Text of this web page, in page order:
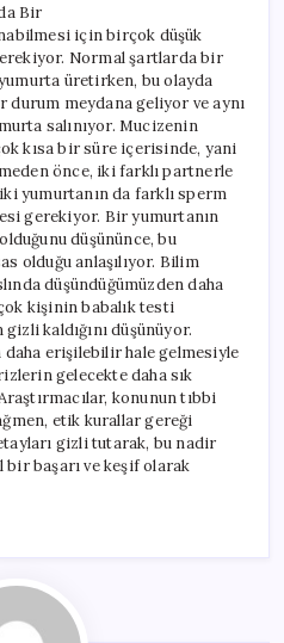
Bir
için birçok düşük
Normal şartlarda bir
üretirken, bu olayda
durum meydana geliyor ve aynı
salınıyor. Mucizenin
kısa bir süre içerisinde, yani
önce, iki farklı partnerle
yumurtanın da farklı sperm
gerekiyor. Bir yumurtanın
düşününce, bu
olduğu anlaşılıyor. Bilim
düşündüğümüzden daha
kişinin babalık testi
kaldığını düşünüyor.
erişilebilir hale gelmesiyle
gelecekte daha sık
konunun tıbbi
etik kurallar gereği
gizli tutarak, bu nadir
bir başarı ve keşif olarak